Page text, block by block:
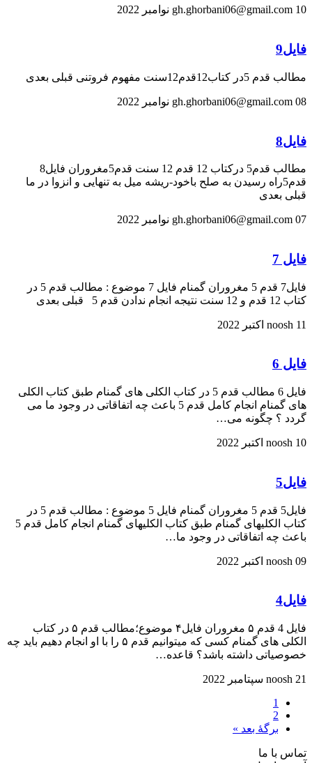
gh.ghorbani06@gmail.com 10 نوامبر 2022
فایل9
مطالب قدم 5در کتاب12قدم12سنت مفهوم فروتنی قبلی بعدی
gh.ghorbani06@gmail.com 08 نوامبر 2022
فایل8
مطالب قدم5 درکتاب 12 قدم 12 سنت قدم5مغروران فایل8
قدم5راه رسیدن به صلح باخود-ریشه میل به تنهایی و انزوا در ما
قبلی بعدی
gh.ghorbani06@gmail.com 07 نوامبر 2022
فایل 7
فایل7 قدم 5 مغروران گمنام فایل 7 موضوع : مطالب قدم 5 در
کتاب 12 قدم و 12 سنت نتیجه انجام ندادن قدم 5 قبلی بعدی
noosh 11 اکتبر 2022
فایل 6
فایل 6 مطالب قدم 5 در کتاب الکلی های گمنام طبق کتاب الکلی
های گمنام انجام کامل قدم 5 باعث چه اتفاقاتی در وجود ما می
گردد ؟ چگونه می…
noosh 10 اکتبر 2022
فایل5
فایل5 قدم 5 مغروران گمنام فایل 5 موضوع : مطالب قدم 5 در
کتاب الکلیهای گمنام طبق کتاب الکلیهای گمنام انجام کامل قدم 5
باعث چه اتفاقاتی در وجود ما…
noosh 09 اکتبر 2022
فایل4
فایل 4 قدم ۵ مغروران فایل۴ موضوع؛مطالب قدم ۵ در کتاب
الکلی های گمنام کسی که میتوانیم قدم ۵ را با او انجام دهیم باید چه
خصوصیاتی داشته باشد؟ قاعده…
noosh 21 سپتامبر 2022
1
2
برگهٔ بعد »
تماس با ما